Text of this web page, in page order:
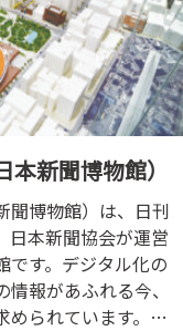
新聞博物館）
聞博物館）は、日刊
日本新聞協会が運営
です。デジタル化の
報があふれる今、
められています。そ